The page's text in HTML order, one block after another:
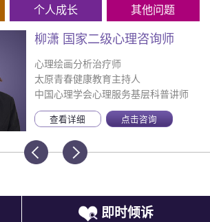
个人成长 其他问题
柳潇 国家二级心理咨询师
心理绘画分析治疗师
太原青春健康教育主持人
中国心理学会心理服务基层科普讲师
查看详细 点击咨询
即时倾诉